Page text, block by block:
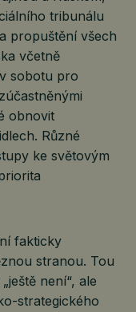
tribunálu
propuštění všech
včetně
sobotu pro
obnovit
Různé
ke světovým
fakticky
stranou. Tou
není“, ale
strategického